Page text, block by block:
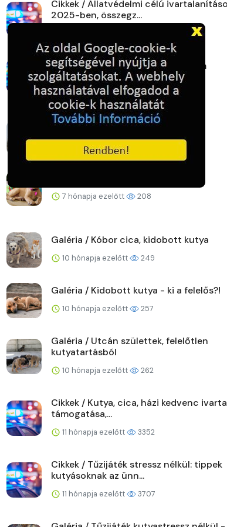
Cikkek / Állatvédelmi célú
2025-ben, összegz...
Cikkek / Madáretető - állatvédelem
7 hónapja ezelőtt 356
Galéria / Kutyaház
7 hónapja ezelőtt
7 hónapja ezelőtt 208
Galéria / Kóbor cica, kidobott kutya
10 hónapja ezelőtt 249
Galéria / Kidobott kutya - ki a felelős?!
10 hónapja ezelőtt 257
Galéria / Utcán születtek, felelőtlen
kutyatartásból
10 hónapja ezelőtt 262
Cikkek / Kutya, cica, házi kedvenc
támogatása,...
11 hónapja ezelőtt 3352
Cikkek / Tűzijáték stressz nélkül: tippek
kutyásoknak az ünn...
11 hónapja ezelőtt 3707